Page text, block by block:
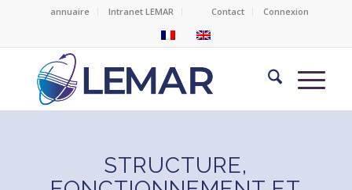
annuaire Intranet LEMAR Contact Connexion
STRUCTURE,